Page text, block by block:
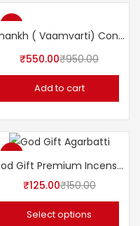
-42%
Shankh ( Vaamvarti) Conch Shell Sound
₹550.00₹950.00
Add to cart
-17%
God Gift Premium Incense Sticks 250gms.
₹125.00₹150.00
Select options